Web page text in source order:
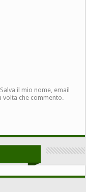
Salva il mio nome, email
che commento.